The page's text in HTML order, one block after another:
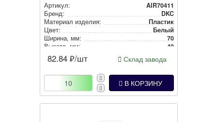
Артикул:
AIR70411
Бренд:
DKC
Материал изделия:
Пластик
Цвет:
Белый
Ширина, мм:
70
Высота, мм:
40
82.84 ₽/шт Склад завода
В КОРЗИНУ